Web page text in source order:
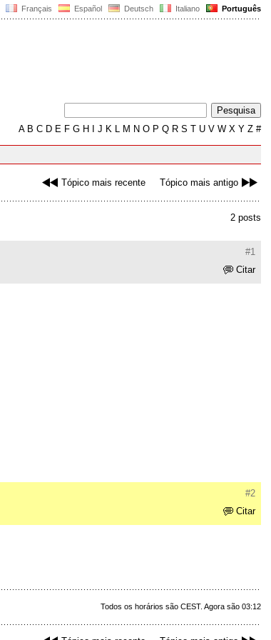
Français Español Deutsch Italiano Português
AB C D E F G H J K L M N O P Q R S T U V W X Y Z #
Tópico mais recente Tópico mais antigo
2 posts
#1
Citar
#2
Citar
Todos os horários são CEST. Agora são 03:12